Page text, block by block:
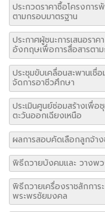
ประกวดราคาซื้อโครงกา
ตามกรอบมาตรฐาน
ประกาศผู้ชนะการเสนอรา
อังกฤษเพื่อการสื่อสารตา
ประชุมขับเคลื่อนสะพานเชื่
จัดการอาชีวศึกษา
ประเมินศูนย์ซ่อมสร้างเพื่
ตะวันออกเฉียงเหนือ
ผลการสอบคัดเลือกลูกจ้าง
พิธีถวายบังคมและ วางพว
พิธีถวายเครื่องราชสักกา
พระพรชัยมงคล